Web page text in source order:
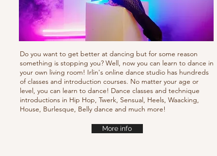
Do you want to get better at dancing but for some reason
something is stopping you? Well, now you can learn to dance in
your own living room! Irlin's online dance studio has hundreds
of classes and introduction courses. No matter your age or
level, you can learn to dance! Dance classes and technique
introductions in Hip Hop, Twerk, Sensual, Heels, Waacking,
House, Burlesque, Belly dance and much more!
More info